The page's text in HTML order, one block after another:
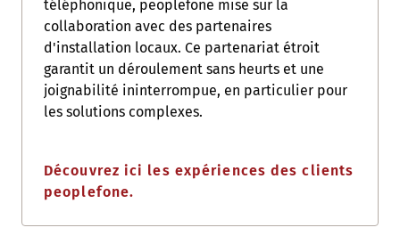
téléphonique, peoplefone mise sur la
collaboration avec des partenaires
d'installation locaux. Ce partenariat étroit
garantit un déroulement sans heurts et une
joignabilité ininterrompue, en particulier pour
les solutions complexes.
Découvrez ici les expériences des clients
peoplefone.